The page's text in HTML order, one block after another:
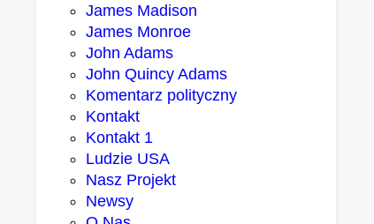
James Madison
James Monroe
John Adams
John Quincy Adams
Komentarz polityczny
Kontakt
Kontakt 1
Ludzie USA
Nasz Projekt
Newsy